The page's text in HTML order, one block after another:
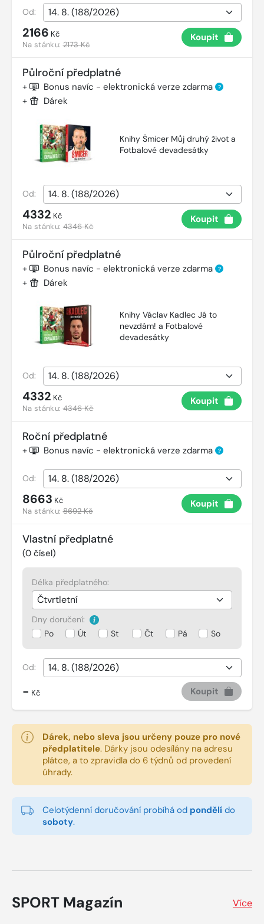
Od:
2166 Kč
Na stánku:2173 Kč
Koupit
Půlroční předplatné
+ Bonus navíc - elektronická verze zdarma ?
+ Dárek
Knihy Šmicer Můj druhý život a
Fotbalové devadesátky
Od:
4332 Kč
Na stánku:4346 Kč
Koupit
Půlroční předplatné
+ Bonus navíc - elektronická verze zdarma ?
+ Dárek
Knihy Václav Kadlec Já to
nevzdám! a Fotbalové
devadesátky
Od:
4332 Kč
Na stánku:4346 Kč
Koupit
Roční předplatné
+ Bonus navíc - elektronická verze zdarma ?
Od:
8663 Kč
Na stánku:8692 Kč
Koupit
Vlastní předplatné
(0 čísel)
Délka předplatného:
Dny doručení:
Po
Út St Čt Pá So
Od:
- Kč Koupit
Dárek, nebo sleva jsou určeny pouze pro nové
předplatitele. Dárky jsou odesílány na adresu
plátce, a to zpravidla do 6 týdnů od provedení
úhrady.
Celotýdenní doručování probíhá od pondělí do
soboty.
SPORT Magazín Více